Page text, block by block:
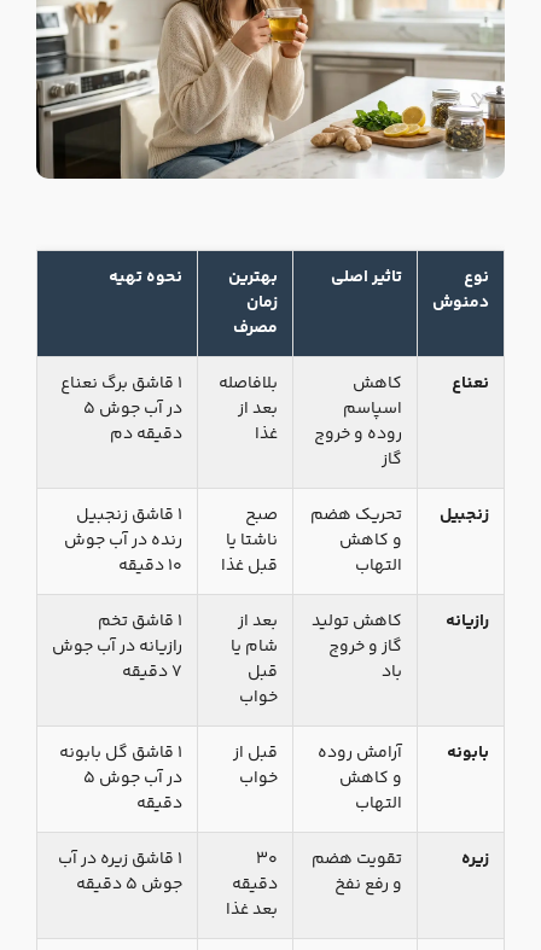
نوع
دمنوش
تاثیر اصلی
بهترین
زمان
مصرف
نحوه تهیه
نعناع
کاهش
اسپاسم
روده و خروج
گاز
بلافاصله
بعد از
غذا
۱ قاشق برگ نعناع
در آب جوش ۵
دقیقه دم
زنجبیل
تحریک هضم
و کاهش
التهاب
صبح
ناشتا یا
قبل غذا
۱ قاشق زنجبیل
رنده در آب جوش
رازیانه
کاهش تولید
گاز و خروج
باد
بعد از
شام یا
قبل
خواب
۱ قاشق تخم
رازیانه در آب جوش
بابونه
آرامش روده
و کاهش
التهاب
قبل از
خواب
۱ قاشق گل بابونه
در آب جوش ۵
دقیقه
زیره
تقویت هضم
و رفع نفخ
۳۰
دقیقه
بعد غذا
۱ قاشق زیره در آب
جوش ۵ دقیقه